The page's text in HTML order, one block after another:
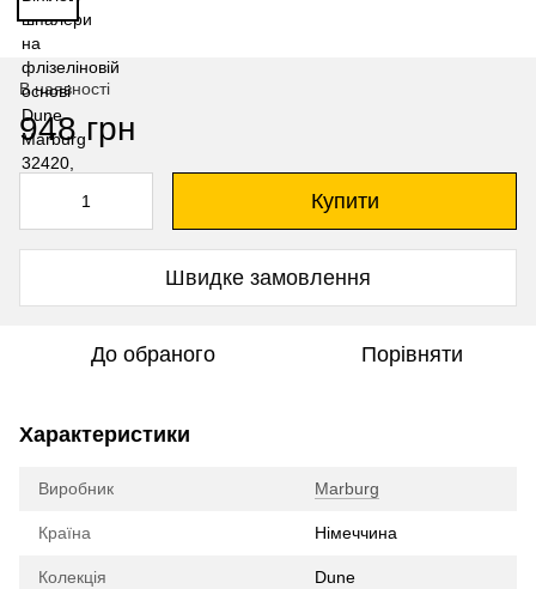
В наявності
948 грн
Купити
Швидке замовлення
До обраного Порівняти
Характеристики
Виробник Marburg
Країна Німеччина
Колекція Dune